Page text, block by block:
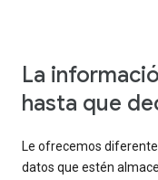
La
hasta que
Le ofrecemos
datos que estén